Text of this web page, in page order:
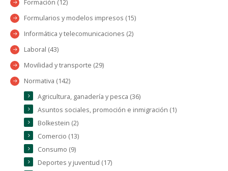
Formación (12)
Formularios y modelos impresos (15)
Informática y telecomunicaciones (2)
Laboral (43)
Movilidad y transporte (29)
Normativa (142)
Agricultura, ganadería y pesca (36)
Asuntos sociales, promoción e inmigración (1)
Bolkestein (2)
Comercio (13)
Consumo (9)
Deportes y juventud (17)